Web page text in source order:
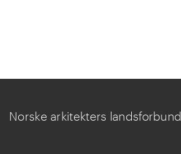
Norske arkitekters landsforbund